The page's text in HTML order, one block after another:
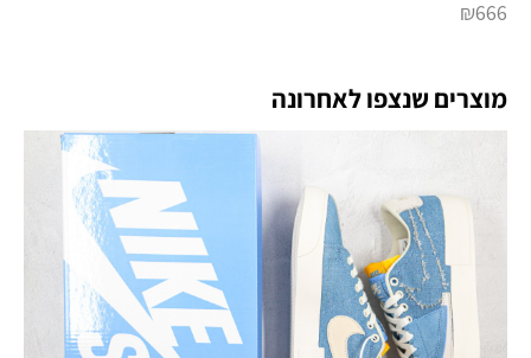
₪666
מוצרים שנצפו לאחרונה